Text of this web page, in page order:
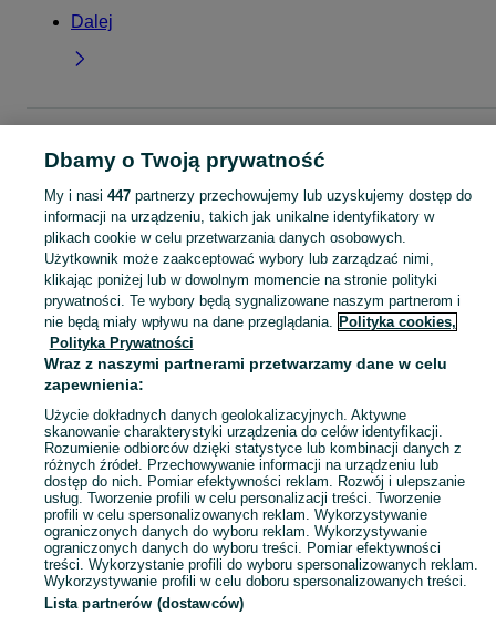
Dalej
naukowe - Dolnośląskie
Książki naukowe - Milicz
KATEGORIA
Zobacz
Mapa kategorii
Mapa miejscowości
Mapa ministron
Popularne wyszukiwania
Dbamy o Twoją prywatność
My i nasi 447partnerzy przechowujemy lub uzyskujemy dostęp do
informacji na urządzeniu, takich jak unikalne identyfikatory w
plikach cookie w celu przetwarzania danych osobowych.
Użytkownik może zaakceptować wybory lub zarządzać nimi,
klikając poniżej lub w dowolnym momencie na stronie polityki
prywatności. Te wybory będą sygnalizowane naszym partnerom i
nie będą miały wpływu na dane przeglądania. Polityka cookies,
Polityka Prywatności
Wraz z naszymi partnerami przetwarzamy dane w celu
zapewnienia:
Użycie dokładnych danych geolokalizacyjnych. Aktywne
skanowanie charakterystyki urządzenia do celów identyfikacji.
Rozumienie odbiorców dzięki statystyce lub kombinacji danych z
różnych źródeł. Przechowywanie informacji na urządzeniu lub
dostęp do nich. Pomiar efektywności reklam. Rozwój i ulepszanie
usług. Tworzenie profili w celu personalizacji treści. Tworzenie
profili w celu spersonalizowanych reklam. Wykorzystywanie
ograniczonych danych do wyboru reklam. Wykorzystywanie
ograniczonych danych do wyboru treści. Pomiar efektywności
treści. Wykorzystanie profili do wyboru spersonalizowanych reklam.
Wykorzystywanie profili w celu doboru spersonalizowanych treści.
Lista partnerów (dostawców)